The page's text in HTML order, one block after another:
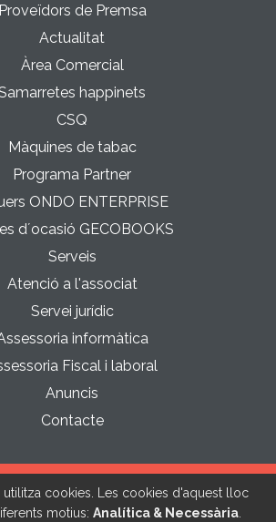
Proveïdors de Premsa
Actualitat
Àrea Comercial
happinets
CSQ
Màquines de tabac
Programa Partner
ONDO ENTERPRISE
d´ocasió GECOBOOKS
Serveis
Atenció a l'associat
Servei jurídic
informàtica
Fiscal i laboral
Anuncis
Contacte
Política de privacitat Avís legal
utilitza cookies. Les cookies d'aquest lloc
motius: Analítica & Necessària